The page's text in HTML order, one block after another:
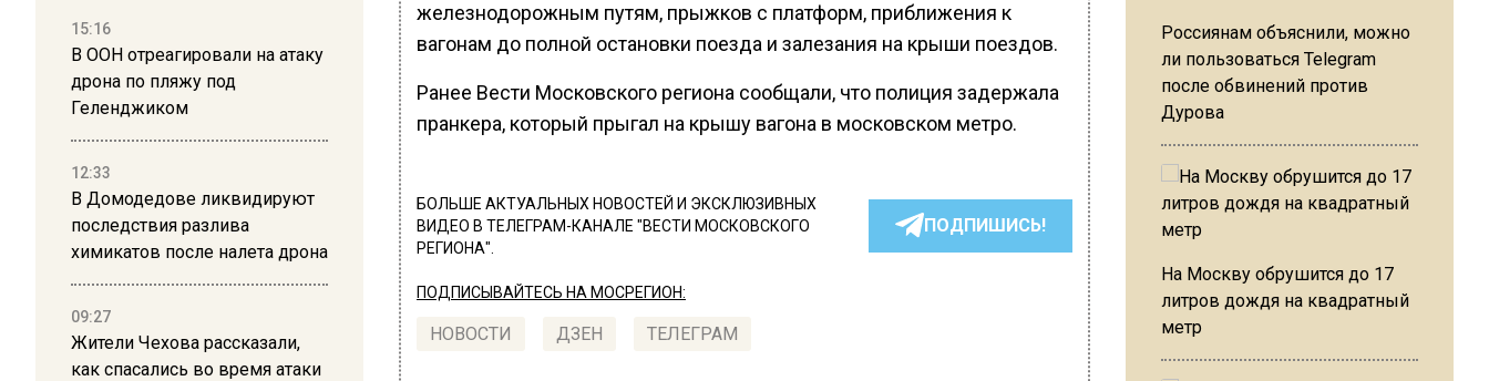
15:16
В ООН отреагировали на атаку
дрона по пляжу под
Геленджиком
12:33
В Домодедове ликвидируют
последствия разлива
химикатов после налета дрона
09:27
Жители Чехова рассказали,
как спасались во время атаки
железнодорожным путям, прыжков с платформ, приближения к
вагонам до полной остановки поезда и залезания на крыши поездов.
Ранее Вести Московского региона сообщали, что полиция задержала
пранкера, который прыгал на крышу вагона в московском метро.
БОЛЬШЕ АКТУАЛЬНЫХ НОВОСТЕЙ И ЭКСКЛЮЗИВНЫХ
ВИДЕО В ТЕЛЕГРАМ-КАНАЛЕ "ВЕСТИ МОСКОВСКОГО
РЕГИОНА".
ПОДПИШИСЬ!
ПОДПИСЫВАЙТЕСЬ НА МОСРЕГИОН:
НОВОСТИ ДЗЕН ТЕЛЕГРАМ
Россиянам объяснили, можно
ли пользоваться Telegram
после обвинений против
Дурова
На Москву обрушится до 17
литров дождя на квадратный
метр